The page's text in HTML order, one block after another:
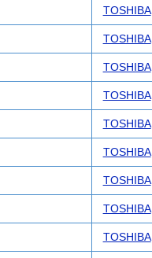
TOSHIBA
TOSHIBA
TOSHIBA
TOSHIBA
TOSHIBA
TOSHIBA
TOSHIBA
TOSHIBA
TOSHIBA